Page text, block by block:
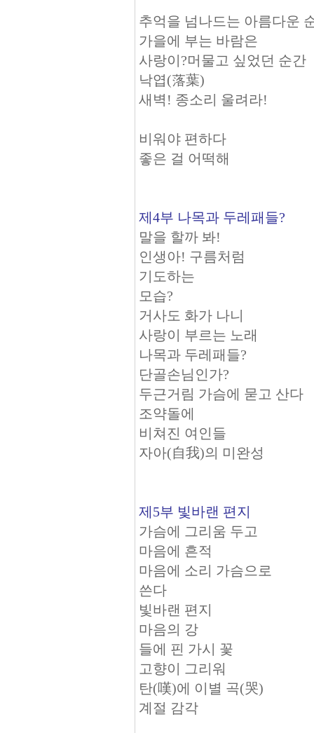
추억을 넘나드는 아름다운
가을에 부는 바람은
사랑이?머물고 싶었던 순간
낙엽(落葉)
새벽! 종소리 울려라!
비워야 편하다
좋은 걸 어떡해
제4부 나목과 두레패들?
말을 할까 봐!
인생아! 구름처럼
기도하는
모습?
거사도 화가 나니
사랑이 부르는 노래
나목과 두레패들?
단골손님인가?
두근거림 가슴에 묻고 산다
조약돌에
비쳐진 여인들
자아(自我)의 미완성
제5부 빛바랜 편지
가슴에 그리움 두고
마음에 흔적
마음에 소리 가슴으로
쓴다
빛바랜 편지
마음의 강
들에 핀 가시 꽃
고향이 그리워
탄(嘆)에 이별 곡(哭)
계절 감각